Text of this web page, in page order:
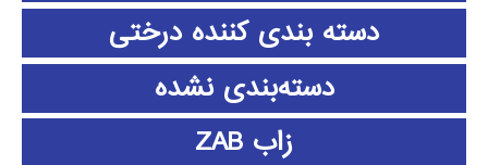
دسته بندی کننده درختی
دسته‌بندی نشده
زاب ZAB